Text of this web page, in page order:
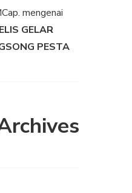
mengenai
GELAR
PESTA